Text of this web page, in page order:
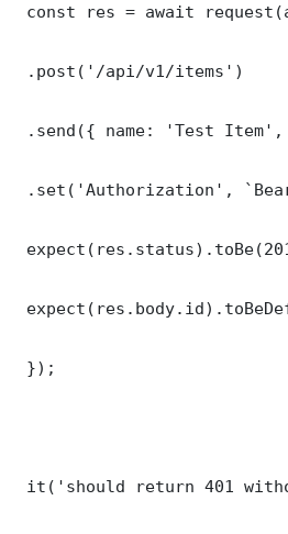
const res = await
.post('/api/v1/items')
.send({ name: 'Test
.set('Authorization',
});
it('should return 401